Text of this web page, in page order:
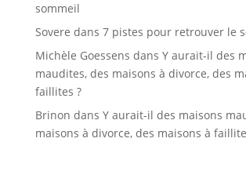
sommeil
Sovere dans 7 pistes pour retrouver le
Michèle Goessens dans Y aurait-il des
maudites, des maisons à divorce, des
faillites ?
Brinon dans Y aurait-il des maisons
maisons à divorce, des maisons à